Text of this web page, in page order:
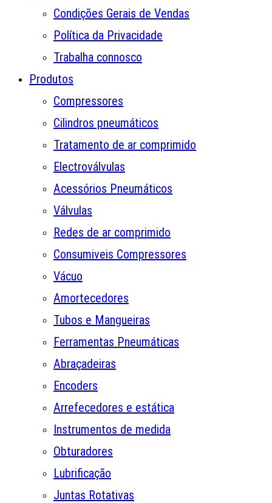
Condições Gerais de Vendas
Política da Privacidade
Trabalha connosco
Produtos
Compressores
Cilindros pneumáticos
Tratamento de ar comprimido
Electroválvulas
Acessórios Pneumáticos
Válvulas
Redes de ar comprimido
Consumiveis Compressores
Vácuo
Amortecedores
Tubos e Mangueiras
Ferramentas Pneumáticas
Abraçadeiras
Encoders
Arrefecedores e estática
Instrumentos de medida
Obturadores
Lubrificação
Juntas Rotativas